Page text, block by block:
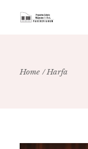
Home Harfa